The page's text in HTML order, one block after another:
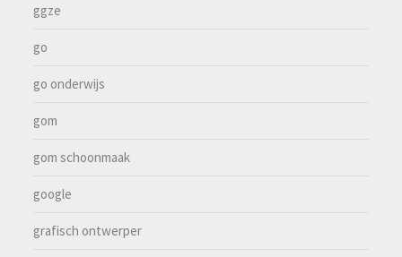
ggze
go
go onderwijs
gom
gom schoonmaak
google
grafisch ontwerper